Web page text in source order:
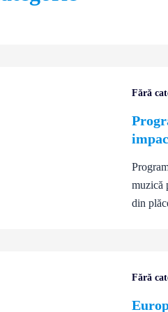
Fără
muzică
din
Fără